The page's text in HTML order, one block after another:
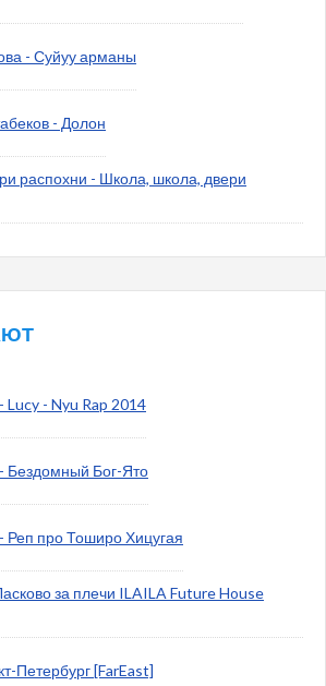
- Суйуу арманы
- Долон
распохни - Школа, школа, двери
Lucy - Nyu Rap 2014
Бездомный Бог-Ято
Реп про Тоширо Хицугая
за плечи ILAILA Future House
Петербург [FarEast]